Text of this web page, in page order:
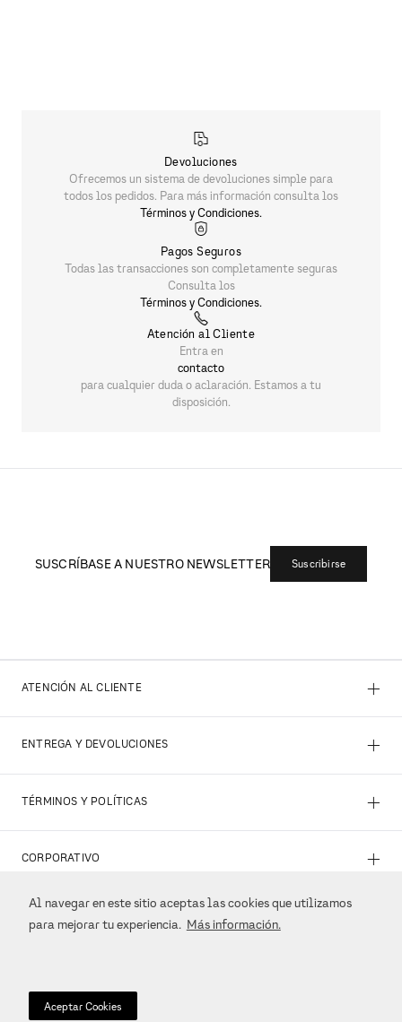
Al navegar en este sitio aceptas las cookies que utilizamos
para mejorar tu experiencia. Más información.
Aceptar Cookies
Devoluciones
Ofrecemos un sistema de devoluciones simple para
todos los pedidos. Para más información consulta los
Términos y Condiciones.
Pagos Seguros
Todas las transacciones son completamente seguras
Consulta los
Términos y Condiciones.
Atención al Cliente
Entra en
contacto
para cualquier duda o aclaración. Estamos a tu
disposición.
SUSCRÍBASE A NUESTRO NEWSLETTER Suscribirse
ATENCIÓN AL CLIENTE +
ENTREGA Y DEVOLUCIONES +
TÉRMINOS Y POLÍTICAS +
CORPORATIVO +
REDES SOCIALES